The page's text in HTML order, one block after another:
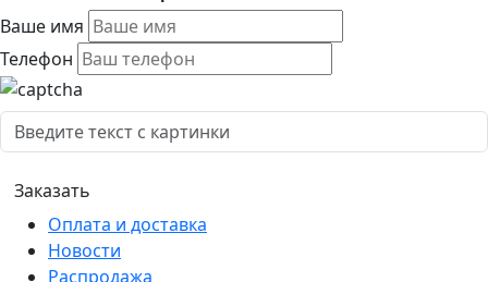
Ваше имя
Телефон
Оплата и доставка
Новости
Распродажа